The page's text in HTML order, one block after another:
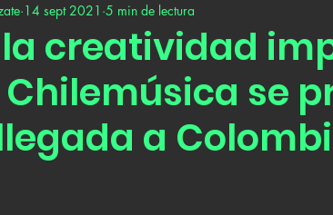
Submit Hub Groover
creatividad
se
a
14 sept 2021 5 min de lectura